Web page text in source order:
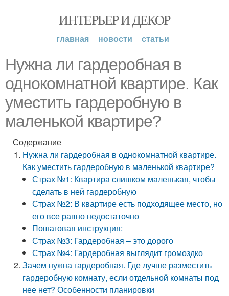
ИНТЕРЬЕР И ДЕКОР
главная новости статьи
Нужна ли гардеробная в
однокомнатной квартире. Как
уместить гардеробную в
маленькой квартире?
Содержание
Нужна ли гардеробная в однокомнатной квартире.
Как уместить гардеробную в маленькой квартире?
Страх №1: Квартира слишком маленькая, чтобы
сделать в ней гардеробную
Страх №2: В квартире есть подходящее место, но
его все равно недостаточно
Пошаговая инструкция:
Страх №3: Гардеробная – это дорого
Страх №4: Гардеробная выглядит громоздко
Зачем нужна гардеробная. Где лучше разместить
гардеробную комнату, если отдельной комнаты под
нее нет? Особенности планировки